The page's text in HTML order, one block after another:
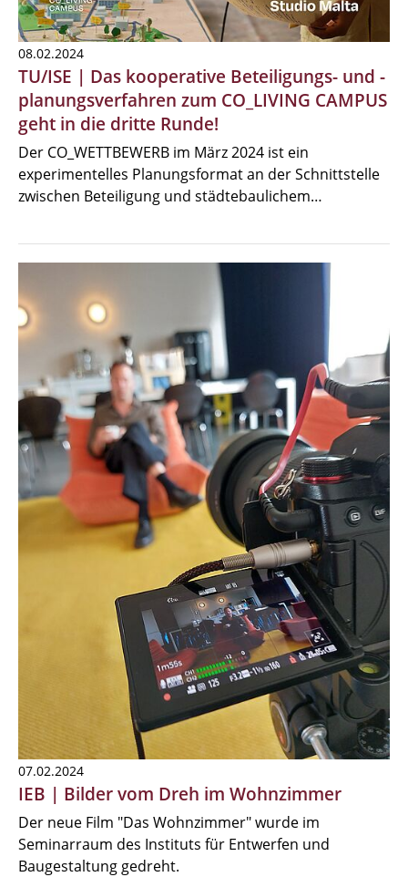
08.02.2024
TU/ISE | Das kooperative Beteiligungs- und -
planungsverfahren zum CO_LIVING CAMPUS
geht in die dritte Runde!
Der CO_WETTBEWERB im März 2024 ist ein
experimentelles Planungsformat an der Schnittstelle
zwischen Beteiligung und städtebaulichem…
07.02.2024
IEB | Bilder vom Dreh im Wohnzimmer
Der neue Film "Das Wohnzimmer" wurde im
Seminarraum des Instituts für Entwerfen und
Baugestaltung gedreht.